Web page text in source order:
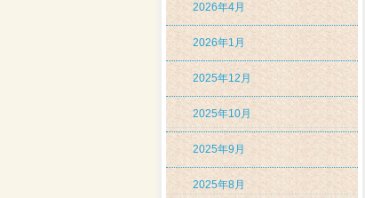
2026年4月
2026年1月
2025年12月
2025年10月
2025年9月
2025年8月